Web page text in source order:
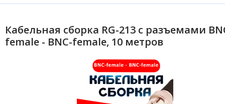
Кабельная сборка RG-213 с разъемами
female - BNC-female, 10 метров